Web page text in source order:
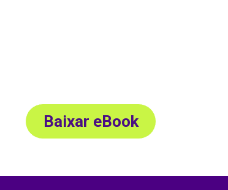
Baixar eBook